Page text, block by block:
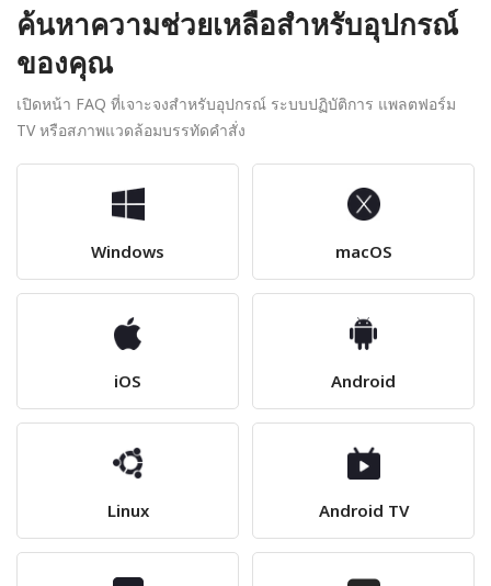
ค้นหาความช่วยเหลือสำหรับอุปกรณ์
ของคุณ
เปิดหน้า FAQ ที่เจาะจงสำหรับอุปกรณ์ ระบบปฏิบัติการ แพลตฟอร์ม
TV หรือสภาพแวดล้อมบรรทัดคำสั่ง
Windows macOS
iOS Android
Linux Android TV